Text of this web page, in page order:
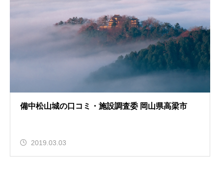
備中松山城の口コミ・施設調査委 岡山県高梁市
2019.03.03